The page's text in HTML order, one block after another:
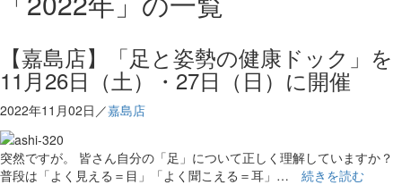
【嘉島店】「足と姿勢の健康ドック」を
11月26日（土）・27日（日）に開催
2022年11月02日／嘉島店
突然ですが。 皆さん自分の「足」について正しく理解していますか？
普段は「よく見える＝目」「よく聞こえる＝耳」… 続きを読む